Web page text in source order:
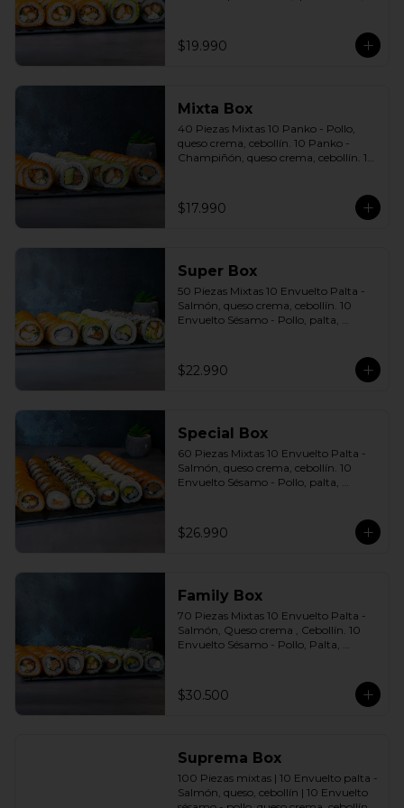
a elección soya o agridulce Bless + 3
palitos
$19.990
Mixta Box
40 Piezas Mixtas 10 Panko - Pollo,
queso crema, cebollín. 10 Panko -
Champiñón, queso crema, cebollín. 10
palta, cebollín. Incluye: 2 Salsa soya 2
Salsa agridulce Bless 3 palitos
$17.990
Super Box
50 Piezas Mixtas 10 Envuelto Palta -
Salmón, queso crema, cebollín. 10
Envuelto Sésamo - Pollo, palta,
Pollo, queso crema, cebollín. 10 Panko
- Camarón, queso crema, cebollín
$22.990
Special Box
60 Piezas Mixtas 10 Envuelto Palta -
Salmón, queso crema, cebollín. 10
Envuelto Sésamo - Pollo, palta,
Pollo, queso crema, cebollín. 10 Panko
- Champiñón, queso crema, cebollín.
$26.990
Family Box
70 Piezas Mixtas 10 Envuelto Palta -
Salmón, Queso crema , Cebollín. 10
Envuelto Sésamo - Pollo, Palta,
Ciboulette - Camarón, queso crema,
cebollín. 10 Panko - Pollo, Queso
7 Salsas a elección soya o agridulce
Bless + 6 palitos
$30.500
Suprema Box
100 Piezas mixtas | 10 Envuelto palta -
Salmón, queso, cebollín | 10 Envuelto